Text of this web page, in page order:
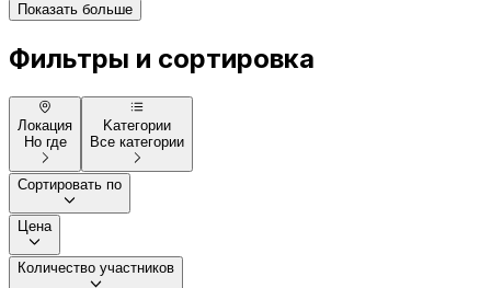
Показать больше
Фильтры и сортировка
Локация
Но где
Kатегории
Все категории
Сортировать по
Цена
Количество участников